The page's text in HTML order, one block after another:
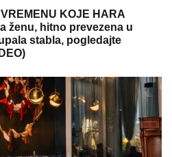
KOJE HARA
ženu, hitno prevezena u
stabla, pogledajte